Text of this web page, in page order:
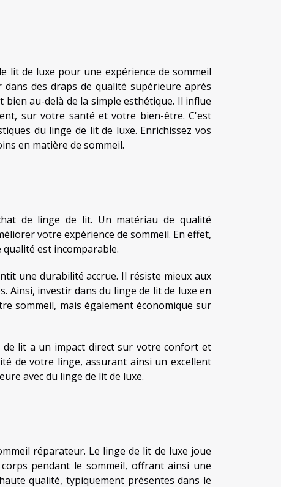
lit de luxe pour une expérience de sommeil
des draps de qualité supérieure après
au-delà de la simple esthétique. Il influe
sur votre santé et votre bien-être. C'est
du linge de lit de luxe. Enrichissez vos
en matière de sommeil.
de linge de lit. Un matériau de qualité
votre expérience de sommeil. En effet,
est incomparable.
une durabilité accrue. Il résiste mieux aux
Ainsi, investir dans du linge de lit de luxe en
sommeil, mais également économique sur
lit a un impact direct sur votre confort et
de votre linge, assurant ainsi un excellent
avec du linge de lit de luxe.
réparateur. Le linge de lit de luxe joue
pendant le sommeil, offrant ainsi une
qualité, typiquement présentes dans le